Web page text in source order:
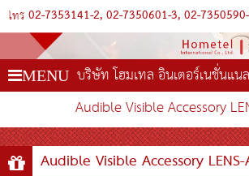
โทร 02-7353141-2 02-7350601-3 02-
MENU บริษัท โฮมเทล อินเตอร์เนชั่นแน
Audible Visible Accessory
Audible Visible Accessory LENS-